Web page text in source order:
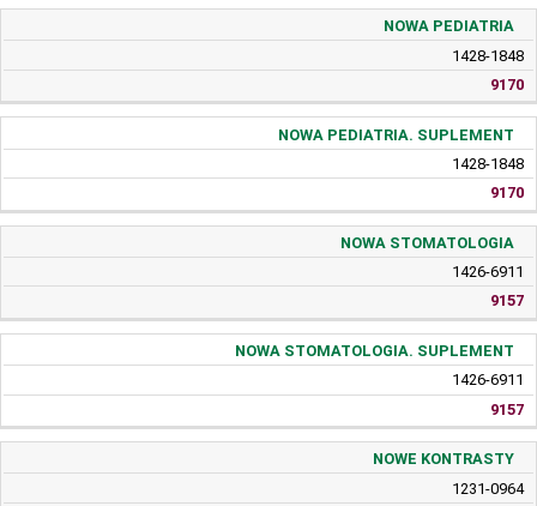
NOWA PEDIATRIA
1428-1848
9170
NOWA PEDIATRIA. SUPLEMENT
1428-1848
9170
NOWA STOMATOLOGIA
1426-6911
9157
NOWA STOMATOLOGIA. SUPLEMENT
1426-6911
9157
NOWE KONTRASTY
1231-0964